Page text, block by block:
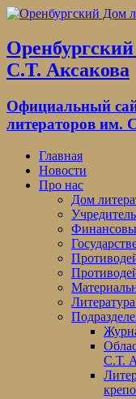
С.Т. Аксакова
Официальный
литераторов им.
Главная
Новости
Про нас
Дом
С.Т.